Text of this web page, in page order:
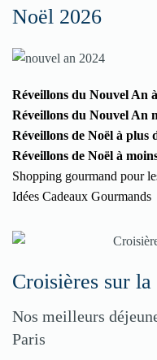
Noël 2026
Réveillons du Nouvel An
Réveillons du Nouvel An
Réveillons de Noël à plus
Réveillons de Noël à
Shopping gourmand pour
Idées Cadeaux Gourmands
Croisières sur la
Nos meilleurs
Paris